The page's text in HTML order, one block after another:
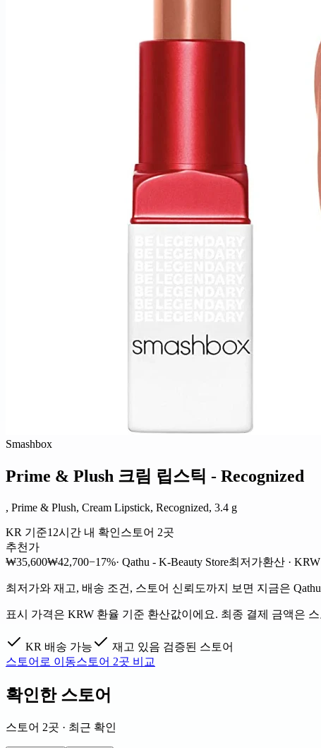
Smashbox
Prime & Plush 크림 립스틱 - Recognized
, Prime & Plush, Cream Lipstick, Recognized, 3.4 g
KR 기준12시간 내 확인스토어 2곳
추천가
₩35,600₩42,700−17%· Qathu - K-Beauty Store최저가환산 · KRW
최저가와 재고, 배송 조건, 스토어 신뢰도까지 보면 지금은
표시 가격은 KRW 환율 기준 환산값이에요. 최종 결제 금액은
KR 배송 가능 재고 있음 검증된 스토어
스토어로 이동스토어 2곳 비교
확인한 스토어
스토어 2곳 · 최근 확인